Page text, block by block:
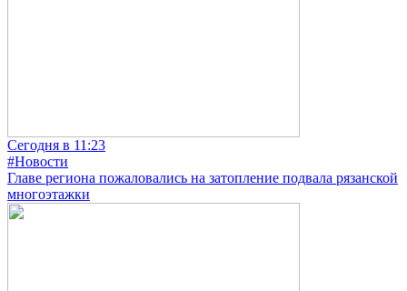
Сегодня в 11:23
#Новости
Главе региона пожаловались на затопление подвала рязанской
многоэтажки